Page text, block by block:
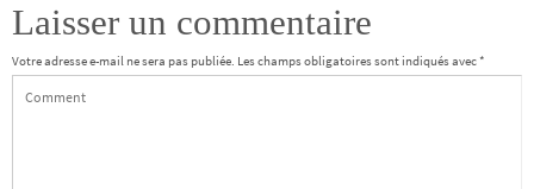
Laisser un commentaire
Votre adresse e-mail ne sera pas publiée. Les champs obligatoires sont indiqués avec*